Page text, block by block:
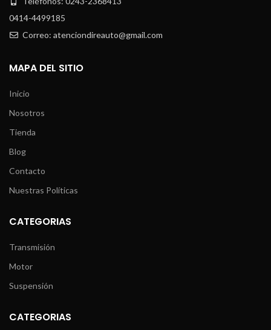
0414-4499185
Correo: atenciondireauto@gmail.com
MAPA DEL SITIO
Inicio
Nosotros
Tienda
Blog
Contacto
Nuestras Políticas
CATEGORIAS
Transmisión
Motor
Suspensión
CATEGORIAS